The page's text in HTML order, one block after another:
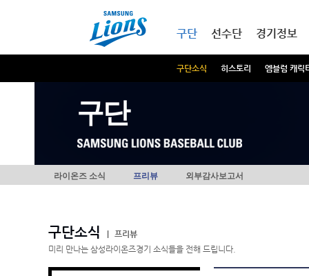
구단
구단소식 히스토리 엠블럼 캐릭
선수단 경기정보
구단
라이온즈 소식 프리뷰 외부감사보고서
구단소식
프리뷰
미리 만나는 삼성라이온즈경기 소식들을 전해 드립니다.